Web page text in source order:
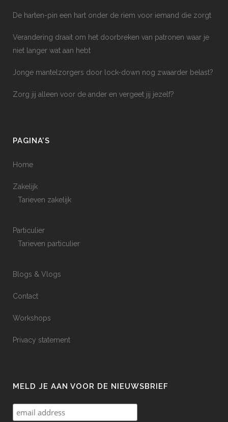
De harten-pin een hart onder de riem voor iemand die zorgt
Verandering draait om het doorbreken van patronen waar je
niet langer wat aan hebt
Jonge mantelzorgers door lock-down nog zwaarder belast?
Zorg jij alleen voor de ander en vergeet jij jezelf?
PAGINA’S
Home
Zakelijk
Tarieven zakelijk
Particulier
Tarieven particulier
Blogs & Vlogs
Contact
Workshops
Privacy statement
MELD JE AAN VOOR DE NIEUWSBRIEF